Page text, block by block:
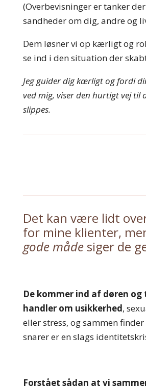
(Overbevisninger er tanker
sandheder om dig, andre og
Dem løsner vi op kærligt og
se ind i den situation der
Jeg guider dig kærligt og fordi
ved mig, viser den hurtigt vej til
slippes.
Det kan være lidt
for mine klienter,
gode mådesiger de
De kommer ind af døren
handler om usikkerhed,
eller stress, og sammen
snarer er en slags
Forstået sådan at vi